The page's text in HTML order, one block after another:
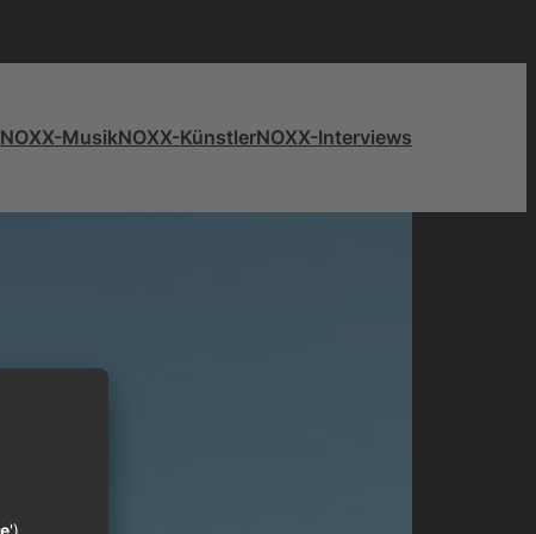
NOXX-MusikNOXX-KünstlerNOXX-Interviews